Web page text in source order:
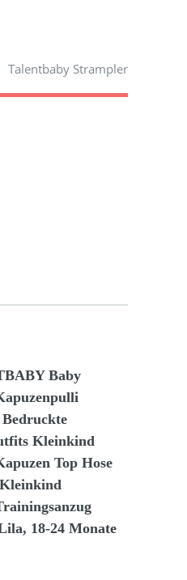
Talentbaby Strampler
Baby
Kleinkind
Top Hose
18-24 Monate